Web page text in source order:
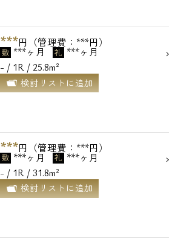
***円（管理費：***円）
敷 ***ヶ月 礼 ***ヶ月
- / 1R / 25.8m²
検討リストに追加
***円（管理費：***円）
敷 ***ヶ月 礼 ***ヶ月
- / 1R / 31.8m²
検討リストに追加